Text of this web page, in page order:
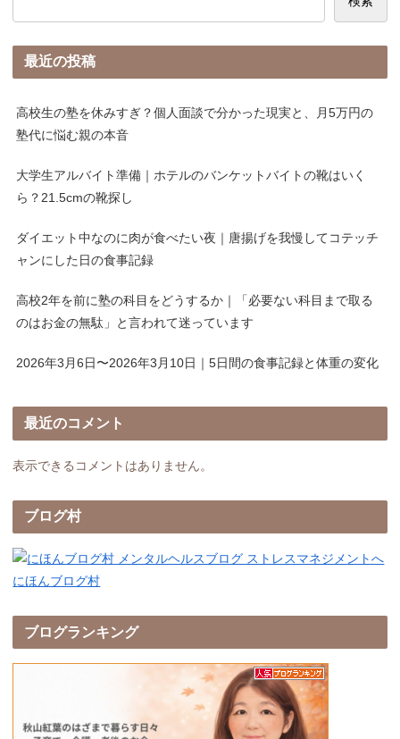
最近の投稿
高校生の塾を休みすぎ？個人面談で分かった現実と、月5万円の
塾代に悩む親の本音
大学生アルバイト準備｜ホテルのバンケットバイトの靴はいく
ら？21.5cmの靴探し
ダイエット中なのに肉が食べたい夜｜唐揚げを我慢してコテッチ
ャンにした日の食事記録
高校2年を前に塾の科目をどうするか｜「必要ない科目まで取る
のはお金の無駄」と言われて迷っています
2026年3月6日〜2026年3月10日｜5日間の食事記録と体重の変化
最近のコメント
表示できるコメントはありません。
ブログ村
にほんブログ村
ブログランキング